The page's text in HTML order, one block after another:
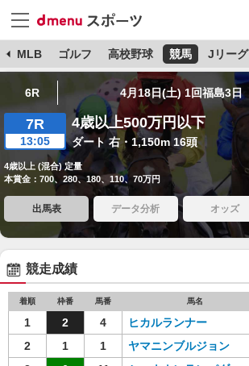
MLB ゴルフ 高校野球 競馬 Jリーグ
6R 4月18日(土) 1回福島3日
7R
13:05
4歳以上500万円以下
ダート 右・1,150m 16頭
4歳以上 (混合) 定量
本賞金：700、280、180、110、70万円
出馬表 データ分析 オッズ
競走成績
着順 枠番 馬番 馬名
1 2 4 ヒカルランナー
2
1 1 ヤマニンブルジョン